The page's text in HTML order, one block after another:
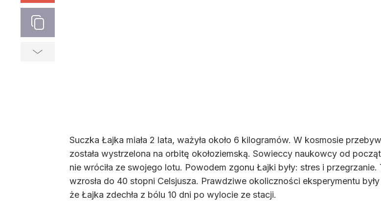
Suczka Łajka miała 2 lata, ważyła około 6 kilogramów. W kosmosie
została wystrzelona na orbitę okołoziemską. Sowieccy naukowcy od
nie wróciła ze swojego lotu. Powodem zgonu Łajki były: stres i
wzrosła do 40 stopni Celsjusza. Prawdziwe okoliczności eksperymentu
że Łajka zdechła z bólu 10 dni po wylocie ze stacji.